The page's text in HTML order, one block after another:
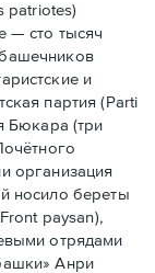
patriotes)
— cто тысяч
и
партия (Parti
Бюкара (три
организация
носило береты
paysan),
отрядами
Анри